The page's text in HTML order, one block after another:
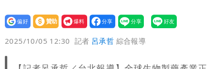
設為
贊助
我要
爆料
2025/10/05 12:30 記者 呂承哲 綜合報導